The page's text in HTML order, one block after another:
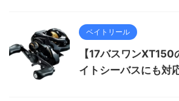
ベイトリール
【17バスワン
イトシーバスにも対